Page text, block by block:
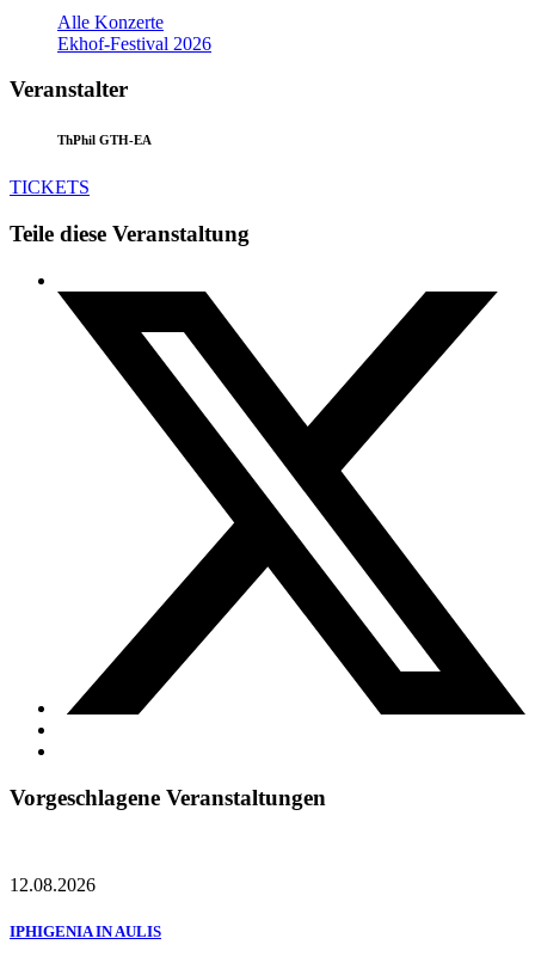
Alle Konzerte
Ekhof-Festival 2026
Veranstalter
ThPhil GTH-EA
TICKETS
Teile diese Veranstaltung
Vorgeschlagene Veranstaltungen
12.08.2026
IPHIGENIA IN AULIS